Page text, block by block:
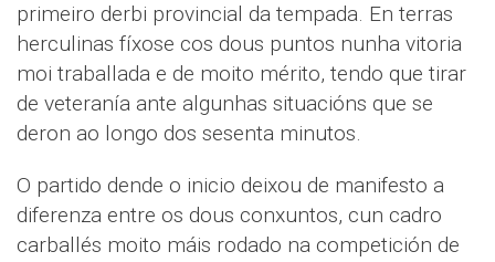
primeiro derbi provincial da tempada. En terras
herculinas fíxose cos dous puntos nunha vitoria
moi traballada e de moito mérito, tendo que tirar
de veteranía ante algunhas situacións que se
deron ao longo dos sesenta minutos.
O partido dende o inicio deixou de manifesto a
diferenza entre os dous conxuntos, cun cadro
carballés moito máis rodado na competición de